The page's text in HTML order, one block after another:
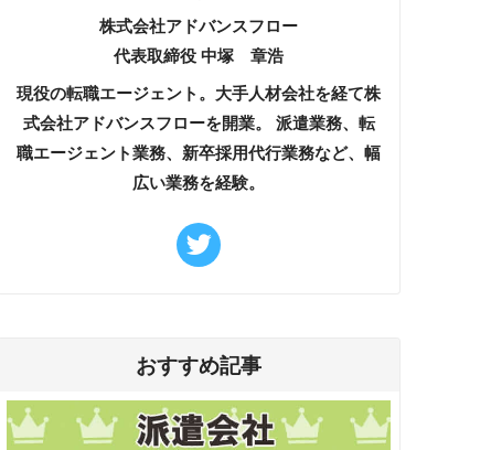
株式会社アドバンスフロー
代表取締役 中塚 章浩
現役の転職エージェント。大手人材会社を経て株
式会社アドバンスフローを開業。 派遣業務、転
職エージェント業務、新卒採用代行業務など、幅
広い業務を経験。
おすすめ記事